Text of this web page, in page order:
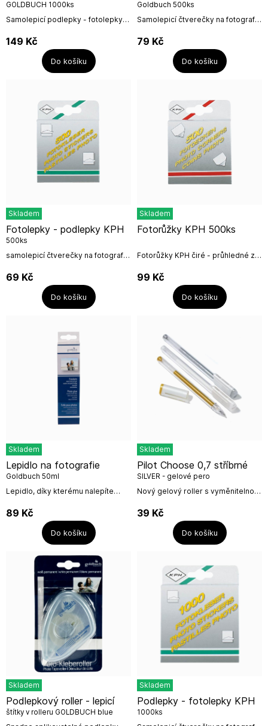
Samolepicí podlepky - fotolepky
oboustranná samolepka k nalepení
fotografií.Vyrobeno v Německu
pro firmu...
GOLDBUCH 1000ks
149 Kč
Do košíku
Samolepicí čtverečky na fotografie
fotoalb na růžky.Podlepky
upotřebíte k nalepení fotografií a...
Goldbuch 500ks
79 Kč
Do košíku
Skladem
samolepicí čtverečky na fotografie
fotoalb na růžky.Podlepky
upotřebíte k nalepení...
Fotolepky - podlepky KPH
500ks
69 Kč
Do košíku
Skladem
Fotorůžky KPH čiré - průhledné z
samolepící fotorůžky, které
spolehlivě a diskrétně přichytí...
Fotorůžky KPH 500ks
99 Kč
Do košíku
Skladem
Lepidlo, díky kterému nalepíte
klasických na růžky. Fotolepidlo
lepí fotografie rychle, čistě a
rovnoměrně....
Lepidlo na fotografie
Goldbuch 50ml
89 Kč
Do košíku
Skladem
Nový gelový roller s vyměnitelnou
je světlostálá a vodostálá.
moderní, jednoduchý a zároveň...
Pilot Choose 0,7 stříbrné
SILVER - gelové pero
39 Kč
Do košíku
Skladem
Podlepkový roller - lepicí
štítky v rolleru GOLDBUCH blue
Skladem
Podlepky - fotolepky KPH
1000ks